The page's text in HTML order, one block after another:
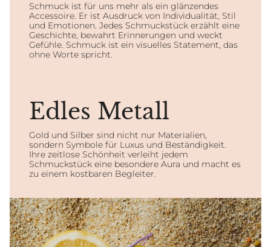
Schmuck ist für uns mehr als ein glänzendes
Accessoire. Er ist Ausdruck von Individualität, Stil
und Emotionen. Jedes Schmuckstück erzählt eine
Geschichte, bewahrt Erinnerungen und weckt
Gefühle. Schmuck ist ein visuelles Statement, das
ohne Worte spricht.
Edles Metall
Gold und Silber sind nicht nur Materialien,
sondern Symbole für Luxus und Beständigkeit.
Ihre zeitlose Schönheit verleiht jedem
Schmuckstück eine besondere Aura und macht es
zu einem kostbaren Begleiter.